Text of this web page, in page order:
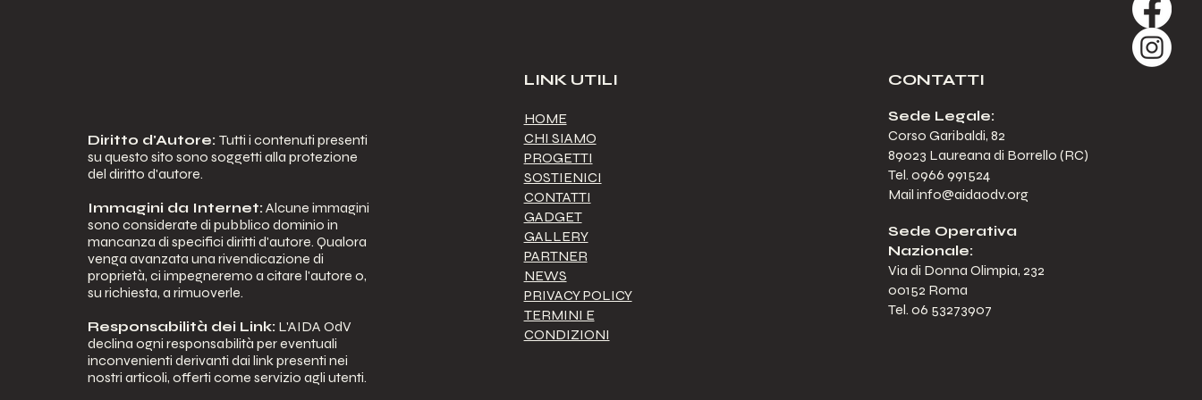
Sede Legale:
Corso Garibaldi, 82
89023 Laureana di Borrello (RC)
Tel. 0966 991524
Mail info@aidaodv.org
Sede Operativa
Nazionale:
Via di Donna Olimpia, 232
00152 Roma
Tel. 06 53273907
CONTATTI
Diritto d'Autore: Tutti i contenuti presenti
su questo sito sono soggetti alla protezione
del diritto d'autore.
Immagini da Internet: Alcune immagini
sono considerate di pubblico dominio in
mancanza di specifici diritti d'autore. Qualora
venga avanzata una rivendicazione di
proprietà, ci impegneremo a citare l'autore o,
su richiesta, a rimuoverle.
Responsabilità dei Link: L'AIDA OdV
declina ogni responsabilità per eventuali
inconvenienti derivanti dai link presenti nei
nostri articoli, offerti come servizio agli utenti.
HOME
CHI SIAMO
PROGETTI
SOSTIENICI
CONTATTI
GADGET
GALLERY
PARTNER
NEWS
PRIVACY POLICY
TERMINI E
CONDIZIONI
LINK UTILI